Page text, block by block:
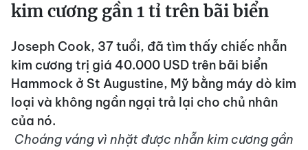
kim cương gần 1 tỉ trên bãi biển
Joseph Cook, 37 tuổi, đã tìm thấy chiếc nhẫn
kim cương trị giá 40.000 USD trên bãi biển
Hammock ở St Augustine, Mỹ bằng máy dò kim
loại và không ngần ngại trả lại cho chủ nhân
của nó.
Choáng váng vì nhặt được nhẫn kim cương gần